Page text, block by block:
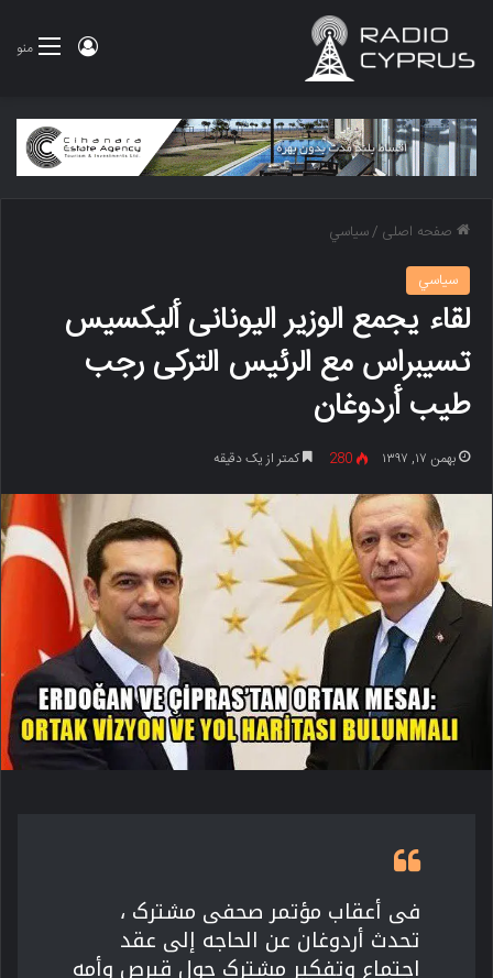
منو ورود
صفحه اصلی /سياسي
سياسي
لقاء یجمع الوزیر الیونانی ألیکسیس
تسیبراس مع الرئیس الترکی رجب
طیب أردوغان
بهمن ۱۷, ۱۳۹۷ 280 کمتر از یک دقیقه
فی أعقاب مؤتمر صحفی مشترک ،
تحدث أردوغان عن الحاجه إلى عقد
اجتماع وتفکیر مشترک حول قبرص وأمه